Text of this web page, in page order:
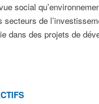
social
de
des projets de